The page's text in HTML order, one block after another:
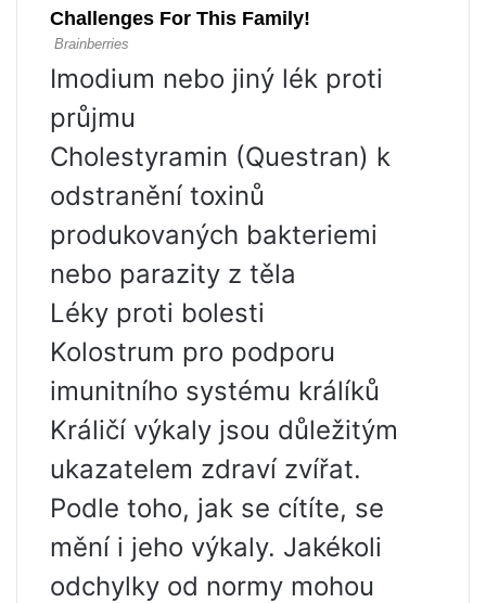
Imodium nebo jiný lék proti
průjmu
Cholestyramin (Questran) k
odstranění toxinů
produkovaných bakteriemi
nebo parazity z těla
Léky proti bolesti
Kolostrum pro podporu
imunitního systému králíků
Králičí výkaly jsou důležitým
ukazatelem zdraví zvířat.
Podle toho, jak se cítíte, se
mění i jeho výkaly. Jakékoli
odchylky od normy mohou